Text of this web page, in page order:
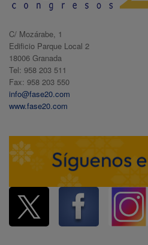
C/ Mozárabe, 1
Edificio Parque Local 2
18006 Granada
Tel: 958 203 511
Fax: 958 203 550
info@fase20.com
www.fase20.com